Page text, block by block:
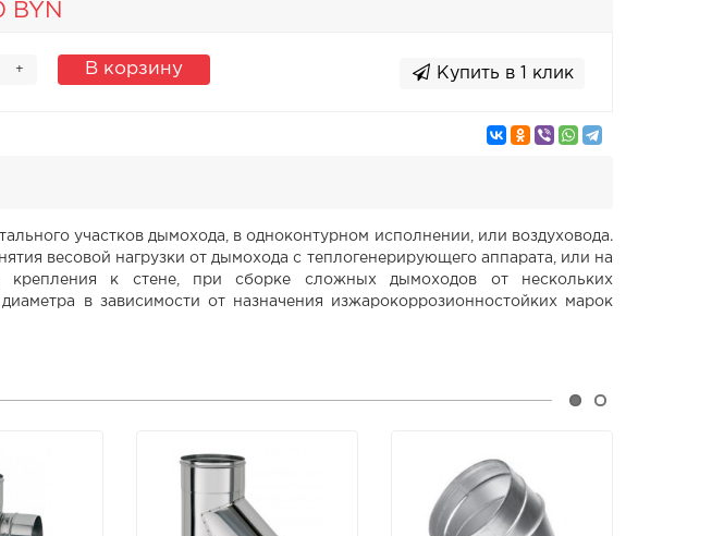
BYN
+ В корзину Купить в 1 клик
участков дымохода, в одноконтурном исполнении, или воздуховода.
весовой нагрузки от дымохода с теплогенерирующего аппарата, или на
к стене, при сборке сложных дымоходов от нескольких
в зависимости от назначения изжарокоррозионностойких марок